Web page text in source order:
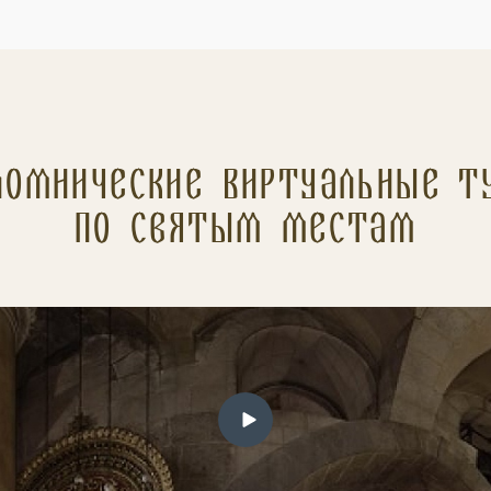
Виртуальные
по святым местам